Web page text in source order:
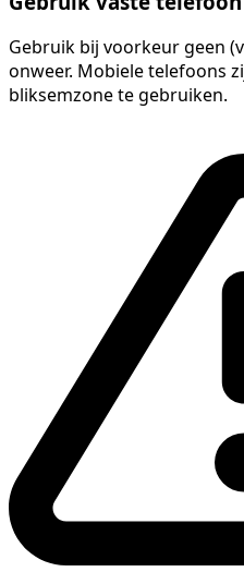
Gebruik bij voorkeur geen
onweer. Mobiele telefoons
bliksemzone te gebruiken.